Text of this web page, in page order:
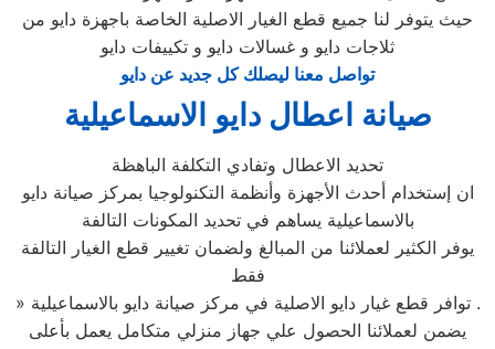
حيث يتوفر لنا جميع قطع الغيار الاصلية الخاصة باجهزة دايو من
ثلاجات دايو و غسالات دايو و تكييفات دايو
تواصل معنا ليصلك كل جديد عن دايو
صيانة اعطال دايو الاسماعيلية
تحديد الاعطال وتفادي التكلفة الباهظة
ان إستخدام أحدث الأجهزة وأنظمة التكنولوجيا بمركز صيانة دايو
بالاسماعيلية يساهم في تحديد المكونات التالفة
يوفر الكثير لعملائنا من المبالغ ولضمان تغيير قطع الغيار التالفة
فقط
» توافر قطع غيار دايو الاصلية في مركز صيانة دايو بالاسماعيلية .
يضمن لعملائنا الحصول علي جهاز منزلي متكامل يعمل بأعلى